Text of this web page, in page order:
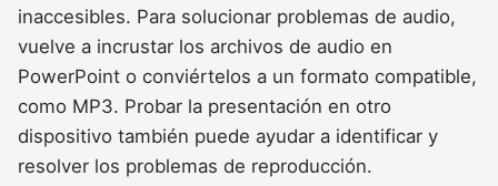
inaccesibles. Para solucionar problemas de audio,
vuelve a incrustar los archivos de audio en
PowerPoint o conviértelos a un formato compatible,
como MP3. Probar la presentación en otro
dispositivo también puede ayudar a identificar y
resolver los problemas de reproducción.